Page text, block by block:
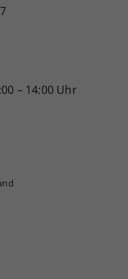
– 14:00 Uhr